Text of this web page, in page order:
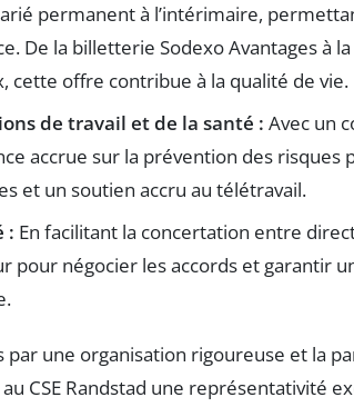
permanent à l’intérimaire,
De la billetterie Sodexo Avantages à
cette offre contribue à la qualité de vie.
de travail et de la santé : Avec un
accrue sur la prévention des risques
et un soutien accru au télétravail.
: En facilitant la concertation entre
pour négocier les accords et garantir
par une organisation rigoureuse et la
CSE Randstad une représentativité